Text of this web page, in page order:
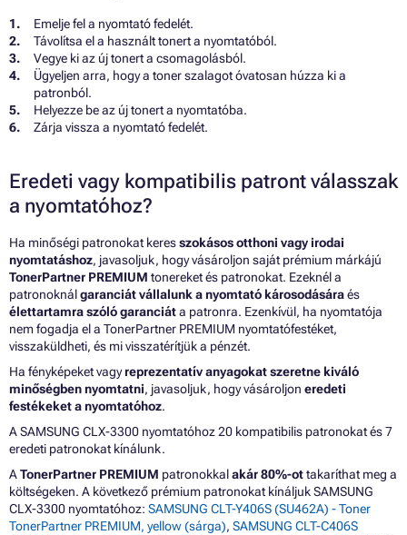
Emelje fel a nyomtató fedelét.
Távolítsa el a használt tonert a nyomtatóból.
Vegye ki az új tonert a csomagolásból.
Ügyeljen arra, hogy a toner szalagot óvatosan húzza ki a
patronból.
Helyezze be az új tonert a nyomtatóba.
Zárja vissza a nyomtató fedelét.
Eredeti vagy kompatibilis patront válasszak
a nyomtatóhoz?
Ha minőségi patronokat keresszokásos otthoni vagy irodai
nyomtatáshoz, javasoljuk, hogy vásároljon saját prémium márkájú
TonerPartner PREMIUM tonereket és patronokat. Ezeknél a
patronoknálgaranciát vállalunk a nyomtató károsodásáraés
élettartamra szóló garanciáta patronra. Ezenkívül, ha nyomtatója
nem fogadja el a TonerPartner PREMIUM nyomtatófestéket,
visszaküldheti, és mi visszatérítjük a pénzét.
Ha fényképeket vagyreprezentatív anyagokat szeretne kiváló
minőségben nyomtatni, javasoljuk, hogy vásároljon eredeti
festékeket a nyomtatóhoz.
A SAMSUNG CLX-3300 nyomtatóhoz 20 kompatibilis patronokat és 7
eredeti patronokat kínálunk.
ATonerPartner PREMIUM patronokkalakár 80%-ottakaríthat meg a
költségeken. A következő prémium patronokat kínáljuk SAMSUNG
CLX-3300 nyomtatóhoz: SAMSUNG CLT-Y406S (SU462A) - Toner
TonerPartner PREMIUM, yellow (sárga), SAMSUNG CLT-C406S